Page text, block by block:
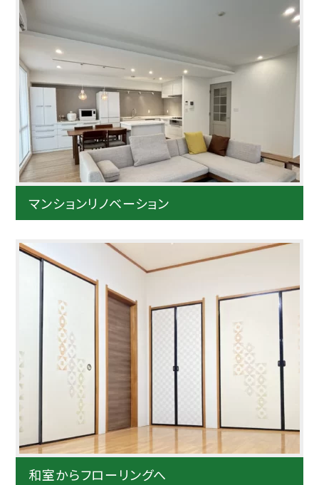
マンションリノベーション
和室からフローリングへ